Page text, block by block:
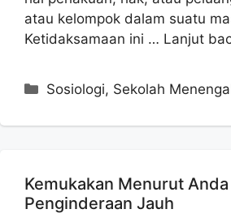
atau kelompok dalam suatu
Ketidaksamaan ini … Lanjut
Kategori
Sosiologi, Sekolah
Kemukakan Menurut
Penginderaan Jauh